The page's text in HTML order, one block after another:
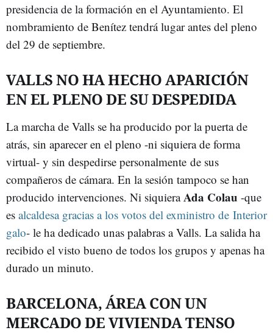
presidencia de la formación en el Ayuntamiento. El
nombramiento de Benítez tendrá lugar antes del pleno
del 29 de septiembre.
VALLS NO HA HECHO APARICIÓN
EN EL PLENO DE SU DESPEDIDA
La marcha de Valls se ha producido por la puerta de
atrás, sin aparecer en el pleno -ni siquiera de forma
virtual- y sin despedirse personalmente de sus
compañeros de cámara. En la sesión tampoco se han
producido intervenciones. Ni siquieraAda Colau -que
es alcaldesa gracias a los votos del exministro de Interior
galo- le ha dedicado unas palabras a Valls. La salida ha
recibido el visto bueno de todos los grupos y apenas ha
durado un minuto.
BARCELONA, ÁREA CON UN
MERCADO DE VIVIENDA TENSO